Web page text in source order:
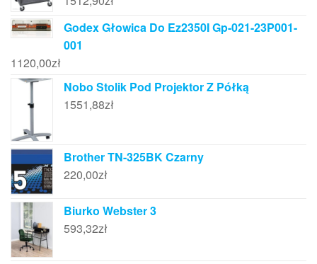
Godex Głowica Do Ez2350I Gp-021-23P001-
001
1120,00zł
Nobo Stolik Pod Projektor Z Półką
1551,88zł
Brother TN-325BK Czarny
220,00zł
Biurko Webster 3
593,32zł